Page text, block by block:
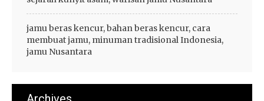
jamu beras kencur, bahan beras kencur, cara
membuat jamu, minuman tradisional Indonesia,
jamu Nusantara